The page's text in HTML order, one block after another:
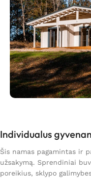
Individualus
Šis namas pagamintas ir
užsakymą. Sprendiniai
poreikius, sklypo